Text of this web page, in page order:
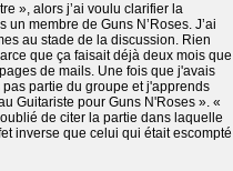
», alors j’ai voulu clarifier la
membre de Guns N’Roses. J’ai
au stade de la discussion. Rien
que ça faisait déjà deux mois que
de mails. Une fois que j'avais
partie du groupe et j'apprends
Guitariste pour Guns N'Roses ». «
de citer la partie dans laquelle
inverse que celui qui était escompté